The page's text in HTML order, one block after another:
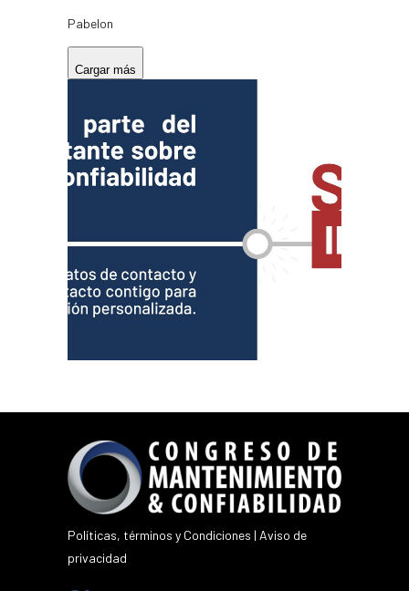
Pabelon
Cargar más
Políticas, términos y Condiciones | Aviso de
privacidad